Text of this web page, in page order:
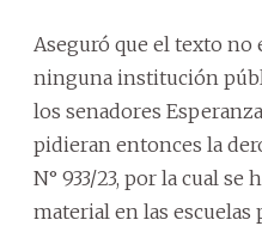
Aseguró que el texto no
ninguna institución
los senadores
pidieran entonces la
N° 933/23, por la cual se
material en las escuelas